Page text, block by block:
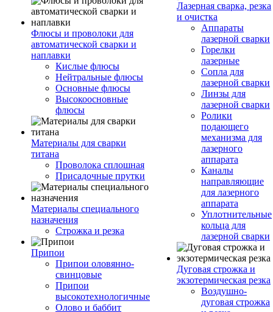
Флюсы и проволоки для
автоматической сварки и
наплавки
Кислые флюсы
Нейтральные флюсы
Основные флюсы
Высокоосновные
флюсы
Материалы для сварки
титана
Проволока сплошная
Присадочные прутки
Материалы специального
назначения
Строжка и резка
Припои
Припои оловянно-
свинцовые
Припои
высокотехнологичные
Олово и баббит
Лазерная сварка, резка
и очистка
Аппараты
лазерной сварки
Горелки
лазерные
Сопла для
лазерной сварки
Линзы для
лазерной сварки
Ролики
подающего
механизма для
лазерного
аппарата
Каналы
направляющие
для лазерного
аппарата
Уплотнительные
кольца для
лазерной сварки
Дуговая строжка и
экзотермическая резка
Воздушно-
дуговая строжка